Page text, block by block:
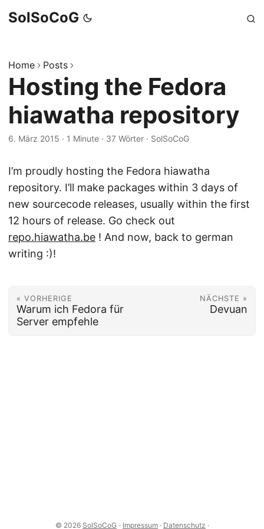
SolSoCoG
Home Posts
Hosting the Fedora
hiawatha repository
6. März 2015 · 1 Minute · 37 Wörter · SolSoCoG
I’m proudly hosting the Fedora hiawatha
repository. I’ll make packages within 3 days of
new sourcecode releases, usually within the first
12 hours of release. Go check out
repo.hiawatha.be ! And now, back to german
writing :)!
« VORHERIGE
Warum ich Fedora für
Server empfehle
NÄCHSTE »
Devuan
© 2026 SolSoCoG · Impressum · Datenschutz ·